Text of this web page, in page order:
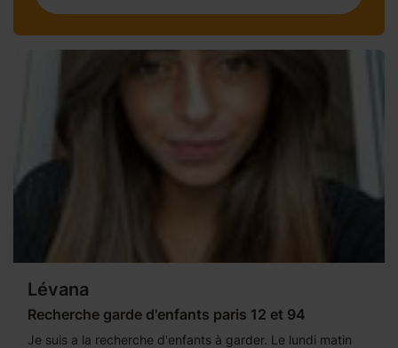
Lévana
Recherche garde d'enfants paris 12 et 94
Je suis a la recherche d'enfants à garder. Le lundi matin